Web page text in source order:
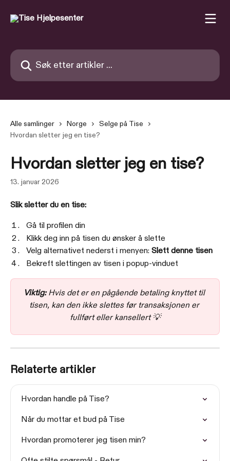
Søk etter artikler ...
Alle samlinger Norge
Selge på Tise
Hvordan sletter jeg en tise?
Hvordan sletter jeg en tise?
13. januar 2026
Slik sletter du en tise:
Gå til profilen din
Klikk deg inn på tisen du ønsker å slette
Velg alternativet nederst i menyen: Slett denne tisen
Bekreft slettingen av tisen i popup-vinduet
Viktig: Hvis det er en pågående betaling knyttet til
tisen, kan den ikke slettes før transaksjonen er
fullført eller kansellert 💡
Relaterte artikler
Hvordan handle på Tise?
Når du mottar et bud på Tise
Hvordan promoterer jeg tisen min?